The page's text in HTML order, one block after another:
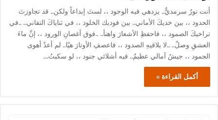
أنت نورٌ سرمديٌّ.. يزدهي فيه الوجود ،، لستَ إبداعاً ولكن.. قد تجاوزتَ
الحدود ،، بين خديكَ الأماني.. بين فوديك الخلود ،، في ثناياكَ التفاني.. ..في
تراخيكَ الصمود ،، فاحفظِ الأشعارَ واهنأ.. ..فوق أغصانِ الورود ،، إنَّ ماءَ
العشقِ وصلٌ.. ..لا يلاقيهِ الصدود ،، فاعصفِ الأوتارَ هيّا.. لم أعدْ أهوى
الجمود ،، جيشُ آمالي عظيمٌ.. فيه أشلائي جنود ،، لو سكبتُ…
أكمل القراءة »